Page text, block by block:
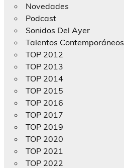
Novedades
Podcast
Sonidos Del Ayer
Talentos Contemporáneos
TOP 2012
TOP 2013
TOP 2014
TOP 2015
TOP 2016
TOP 2017
TOP 2019
TOP 2020
TOP 2021
TOP 2022